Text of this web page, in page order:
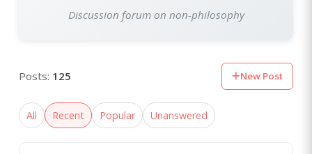
Discussion forum on non-philosophy
Posts: 125 New Post
All Recent Popular Unanswered